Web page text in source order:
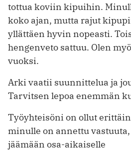
tottua koviin kipuihin.
koko ajan, mutta rajut
yllättäen hyvin nopeasti.
hengenveto sattuu. Olen
vuoksi.
Arki vaatii suunnittelua ja
Tarvitsen lepoa enemmän
Työyhteisöni on ollut
minulle on annettu
jäämään osa-aikaiselle